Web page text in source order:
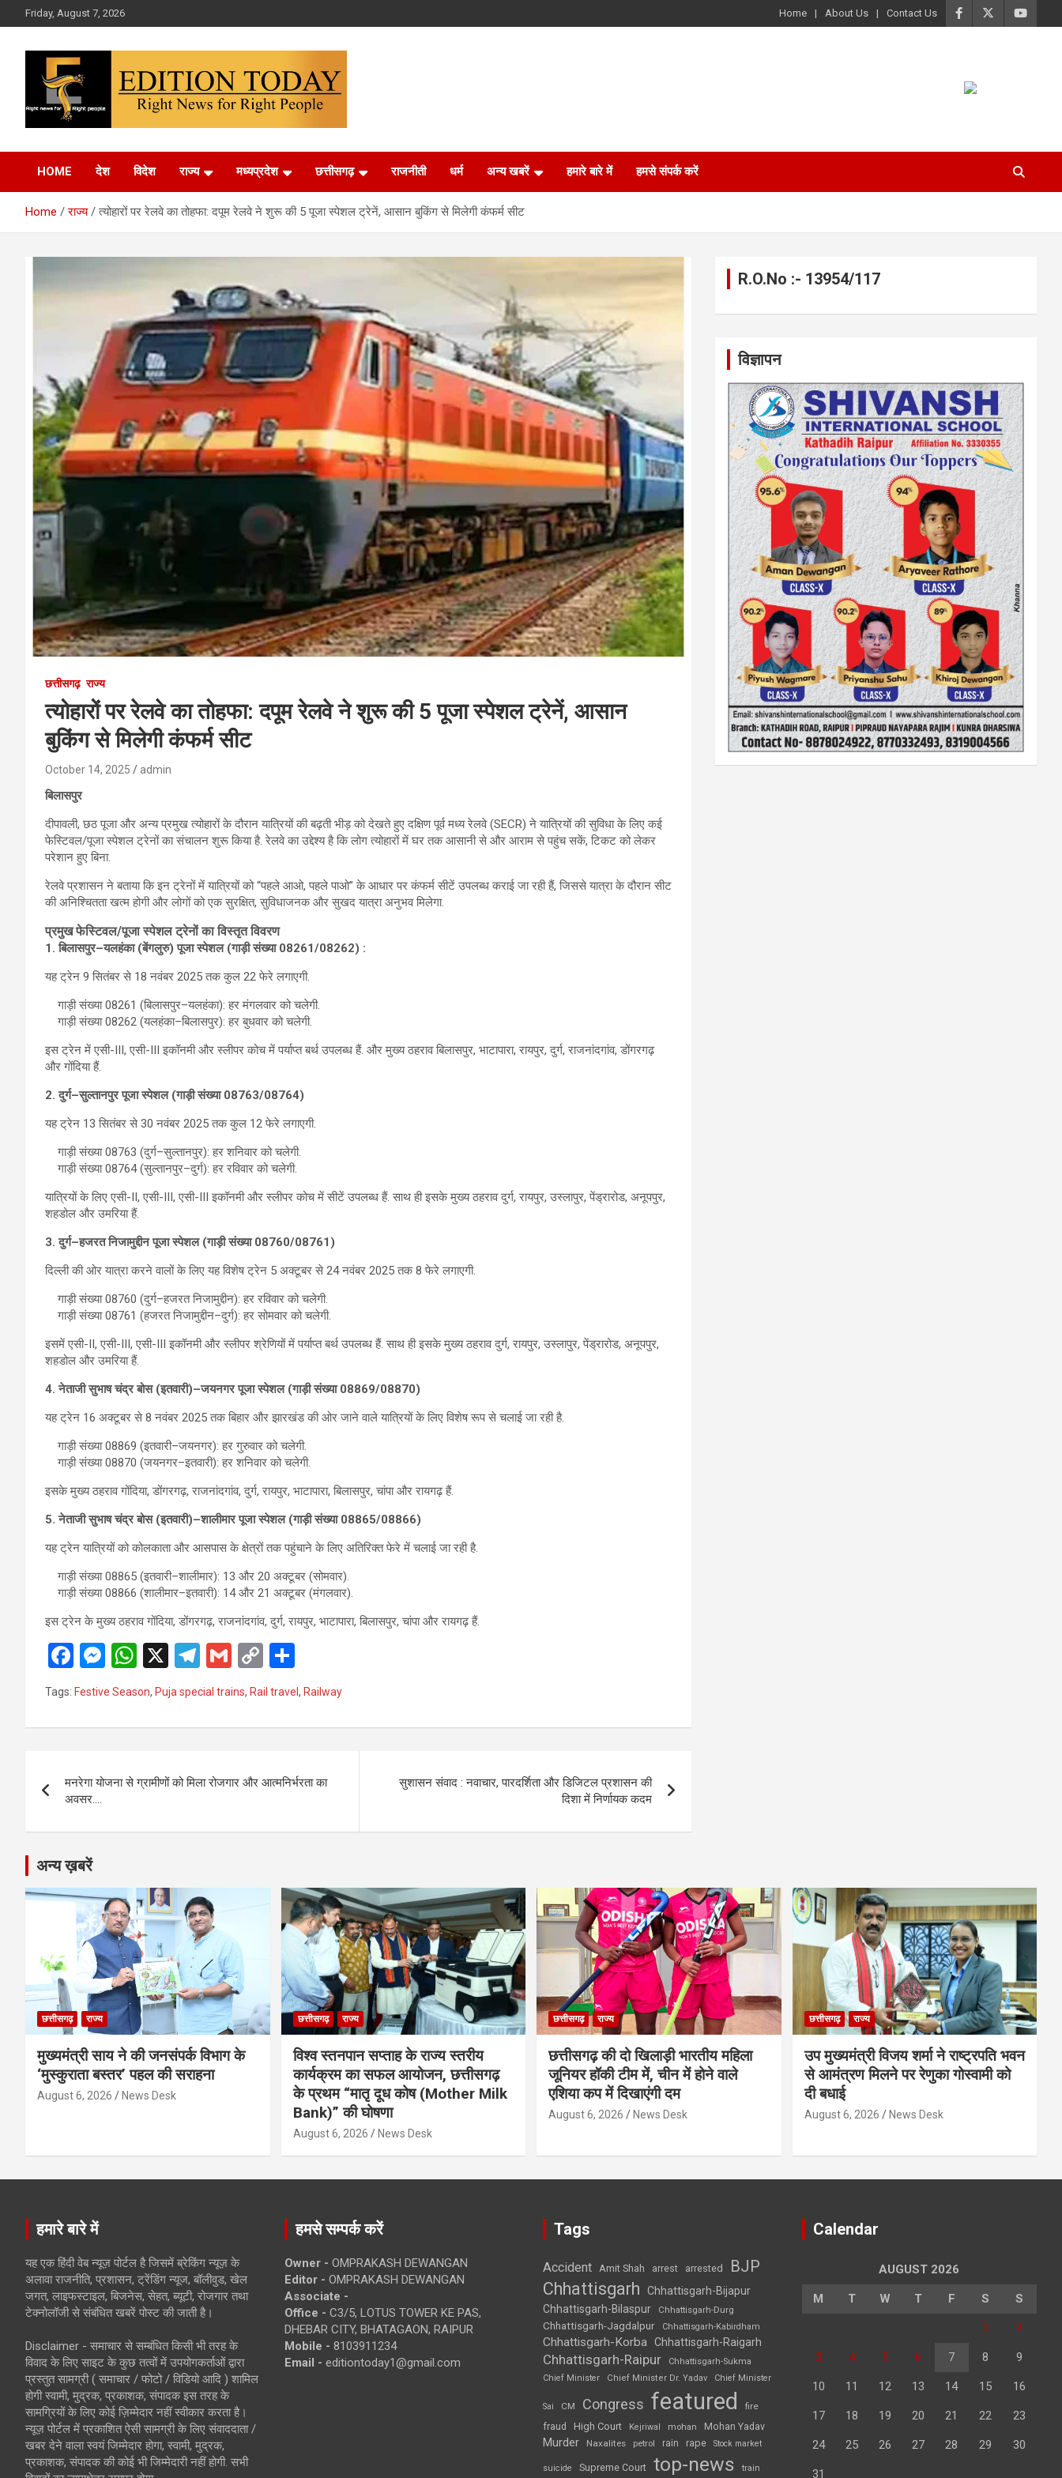
to
Friday, August 7, 2026 Home About Us Contact Us
Edition Today
HOME देश विदेश राज्य मध्यप्रदेश छत्तीसगढ़ राजनीती धर्म अन्य खबरें हमारे बारे में हमसे संपर्क करें
Home राज्य त्योहारों पर रेलवे का तोहफा: दपूम रेलवे ने शुरू की 5 पूजा स्पेशल ट्रेनें, आसान बुकिंग से मिलेगी कंफर्म सीट
छत्तीसगढ़ राज्य
त्योहारों पर रेलवे का तोहफा: दपूम रेलवे ने शुरू की 5 पूजा स्पेशल ट्रेनें, आसान
बुकिंग से मिलेगी कंफर्म सीट
October 14, 2025 admin
बिलासपुर
दीपावली, छठ पूजा और अन्य प्रमुख त्योहारों के दौरान यात्रियों की बढ़ती भीड़ को देखते हुए दक्षिण पूर्व मध्य रेलवे (SECR) ने यात्रियों की सुविधा के लिए कई
फेस्टिवल/पूजा स्पेशल ट्रेनों का संचालन शुरू किया है. रेलवे का उद्देश्य है कि लोग त्योहारों में घर तक आसानी से और आराम से पहुंच सकें, टिकट को लेकर
परेशान हुए बिना.
रेलवे प्रशासन ने बताया कि इन ट्रेनों में यात्रियों को “पहले आओ, पहले पाओ” के आधार पर कंफर्म सीटें उपलब्ध कराई जा रही हैं, जिससे यात्रा के दौरान सीट
की अनिश्चितता खत्म होगी और लोगों को एक सुरक्षित, सुविधाजनक और सुखद यात्रा अनुभव मिलेगा.
प्रमुख फेस्टिवल/पूजा स्पेशल ट्रेनों का विस्तृत विवरण
1. बिलासपुर–यलहंका (बेंगलुरु) पूजा स्पेशल (गाड़ी संख्या 08261/08262) :
यह ट्रेन 9 सितंबर से 18 नवंबर 2025 तक कुल 22 फेरे लगाएगी.
गाड़ी संख्या 08261 (बिलासपुर–यलहंका): हर मंगलवार को चलेगी.
गाड़ी संख्या 08262 (यलहंका–बिलासपुर): हर बुधवार को चलेगी.
इस ट्रेन में एसी-III, एसी-III इकॉनमी और स्लीपर कोच में पर्याप्त बर्थ उपलब्ध हैं. और मुख्य ठहराव बिलासपुर, भाटापारा, रायपुर, दुर्ग, राजनांदगांव, डोंगरगढ़
और गोंदिया हैं.
2. दुर्ग–सुल्तानपुर पूजा स्पेशल (गाड़ी संख्या 08763/08764)
यह ट्रेन 13 सितंबर से 30 नवंबर 2025 तक कुल 12 फेरे लगाएगी.
गाड़ी संख्या 08763 (दुर्ग–सुल्तानपुर): हर शनिवार को चलेगी.
गाड़ी संख्या 08764 (सुल्तानपुर–दुर्ग): हर रविवार को चलेगी.
यात्रियों के लिए एसी-II, एसी-III, एसी-III इकॉनमी और स्लीपर कोच में सीटें उपलब्ध हैं. साथ ही इसके मुख्य ठहराव दुर्ग, रायपुर, उस्लापुर, पेंड्रारोड, अनूपपुर,
शहडोल और उमरिया हैं.
3. दुर्ग–हजरत निजामुद्दीन पूजा स्पेशल (गाड़ी संख्या 08760/08761)
दिल्ली की ओर यात्रा करने वालों के लिए यह विशेष ट्रेन 5 अक्टूबर से 24 नवंबर 2025 तक 8 फेरे लगाएगी.
गाड़ी संख्या 08760 (दुर्ग–हजरत निजामुद्दीन): हर रविवार को चलेगी.
गाड़ी संख्या 08761 (हजरत निजामुद्दीन–दुर्ग): हर सोमवार को चलेगी.
इसमें एसी-II, एसी-III, एसी-III इकॉनमी और स्लीपर श्रेणियों में पर्याप्त बर्थ उपलब्ध हैं. साथ ही इसके मुख्य ठहराव दुर्ग, रायपुर, उस्लापुर, पेंड्रारोड, अनूपपुर,
शहडोल और उमरिया हैं.
4. नेताजी सुभाष चंद्र बोस (इतवारी)–जयनगर पूजा स्पेशल (गाड़ी संख्या 08869/08870)
यह ट्रेन 16 अक्टूबर से 8 नवंबर 2025 तक बिहार और झारखंड की ओर जाने वाले यात्रियों के लिए विशेष रूप से चलाई जा रही है.
गाड़ी संख्या 08869 (इतवारी–जयनगर): हर गुरुवार को चलेगी.
गाड़ी संख्या 08870 (जयनगर–इतवारी): हर शनिवार को चलेगी.
इसके मुख्य ठहराव गोंदिया, डोंगरगढ़, राजनांदगांव, दुर्ग, रायपुर, भाटापारा, बिलासपुर, चांपा और रायगढ़ हैं.
5. नेताजी सुभाष चंद्र बोस (इतवारी)–शालीमार पूजा स्पेशल (गाड़ी संख्या 08865/08866)
यह ट्रेन यात्रियों को कोलकाता और आसपास के क्षेत्रों तक पहुंचाने के लिए अतिरिक्त फेरे में चलाई जा रही है.
गाड़ी संख्या 08865 (इतवारी–शालीमार): 13 और 20 अक्टूबर (सोमवार).
गाड़ी संख्या 08866 (शालीमार–इतवारी): 14 और 21 अक्टूबर (मंगलवार).
इस ट्रेन के मुख्य ठहराव गोंदिया, डोंगरगढ़, राजनांदगांव, दुर्ग, रायपुर, भाटापारा, बिलासपुर, चांपा और रायगढ़ हैं.
F
a
ce
b
o
k
M
es
se
n
er
W
at
s
p
X
T
el
e
gr
m
G
m
ail
C
o
py
Li
k
h
ar
e
Tags: Festive Season, Puja special trains, Rail travel , Railway
navigation
मनरेगा योजना से ग्रामीणों को मिला रोजगार और आत्मनिर्भरता का
अवसर….
सुशासन संवाद : नवाचार, पारदर्शिता और डिजिटल प्रशासन की
दिशा में निर्णायक कदम
R.O.No :- 13954/117
विज्ञापन
अन्य ख़बरें
छत्तीसगढ़ राज्य
मुख्यमंत्री साय ने की जनसंपर्क विभाग के
‘मुस्कुराता बस्तर’ पहल की सराहना
August 6, 2026 News Desk
छत्तीसगढ़ राज्य
विश्व स्तनपान सप्ताह के राज्य स्तरीय
कार्यक्रम का सफल आयोजन, छत्तीसगढ़
के प्रथम “मातृ दूध कोष (Mother Milk
Bank)” की घोषणा
August 6, 2026 News Desk
छत्तीसगढ़ राज्य
छत्तीसगढ़ की दो खिलाड़ी भारतीय महिला
जूनियर हॉकी टीम में, चीन में होने वाले
एशिया कप में दिखाएंगी दम
August 6, 2026 News Desk
छत्तीसगढ़ राज्य
उप मुख्यमंत्री विजय शर्मा ने राष्ट्रपति भवन
से आमंत्रण मिलने पर रेणुका गोस्वामी को
दी बधाई
August 6, 2026 News Desk
हमारे बारे में
यह एक हिंदी वेब न्यूज़ पोर्टल है जिसमें ब्रेकिंग न्यूज़ के
अलावा राजनीति, प्रशासन, ट्रेंडिंग न्यूज, बॉलीवुड, खेल
जगत, लाइफस्टाइल, बिजनेस, सेहत, ब्यूटी, रोजगार तथा
टेक्नोलॉजी से संबंधित खबरें पोस्ट की जाती है।
Disclaimer - समाचार से सम्बंधित किसी भी तरह के
विवाद के लिए साइट के कुछ तत्वों में उपयोगकर्ताओं द्वारा
प्रस्तुत सामग्री ( समाचार / फोटो / विडियो आदि ) शामिल
होगी स्वामी, मुद्रक, प्रकाशक, संपादक इस तरह के
सामग्रियों के लिए कोई ज़िम्मेदार नहीं स्वीकार करता है।
न्यूज़ पोर्टल में प्रकाशित ऐसी सामग्री के लिए संवाददाता /
खबर देने वाला स्वयं जिम्मेदार होगा, स्वामी, मुद्रक,
प्रकाशक, संपादक की कोई भी जिम्मेदारी नहीं होगी. सभी
हमसे सम्पर्क करें
Owner - OMPRAKASH DEWANGAN
Editor - OMPRAKASH DEWANGAN
Associate -
Office - C3/5, LOTUS TOWER KE PAS,
DHEBAR CITY, BHATAGAON, RAIPUR
Mobile - 8103911234
Email - editiontoday1@gmail.com
Tags
Accident Amit Shah arrest arrested BJP
Chhattisgarh
Chhattisgarh-Bijapur
Chhattisgarh-Bilaspur
Chhattisgarh-Durg
Chhattisgarh-Jagdalpur Chhattisgarh-Kabirdham
Chhattisgarh-Korba Chhattisgarh-Raigarh
Chhattisgarh-Raipur
Chhattisgarh-Sukma
Chief Minister
Chief Minister Dr. Yadav Chief Minister
Sai CM Congress featured
fire
fraud
High Court Kejriwal mohan Mohan Yadav
Murder Naxalites petrol rain rape Stock market
suicide Supreme Court top-news train
Calendar
AUGUST 2026
M T W T F S S
1 2
3 4 5 6 7 8 9
10 11 12 13 14 15 16
17 18 19 20 21 22 23
24 25 26 27 28 29 30
31